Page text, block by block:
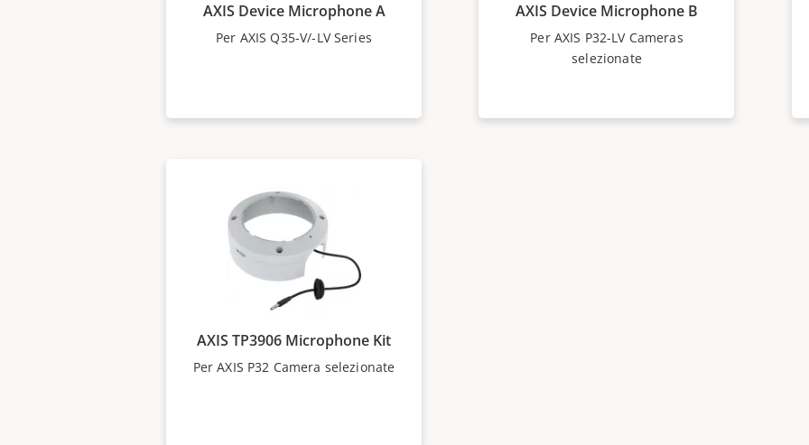
AXIS Device Microphone A
Per AXIS Q35-V/-LV Series
AXIS Device Microphone B
Per AXIS P32-LV Cameras
selezionate
AXIS TP3906 Microphone Kit
Per AXIS P32 Camera selezionate